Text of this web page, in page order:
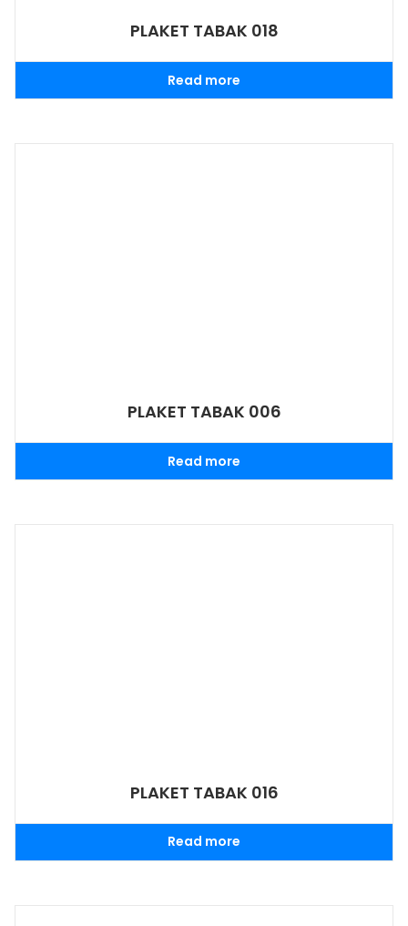
PLAKET TABAK 018
Read more
PLAKET TABAK 006
Read more
PLAKET TABAK 016
Read more